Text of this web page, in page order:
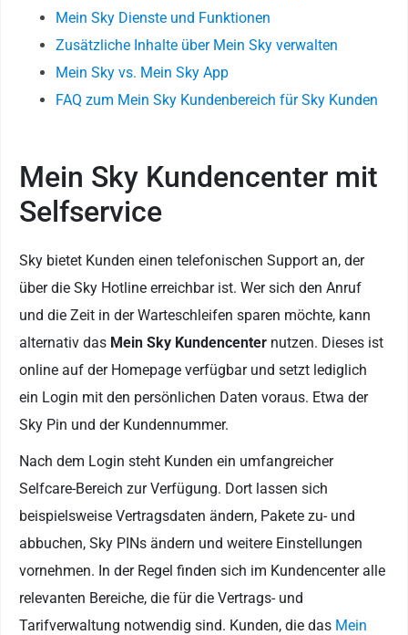
Mein Sky Dienste und Funktionen
Zusätzliche Inhalte über Mein Sky verwalten
Mein Sky vs. Mein Sky App
FAQ zum Mein Sky Kundenbereich für Sky Kunden
Mein Sky Kundencenter mit
Selfservice
Sky bietet Kunden einen telefonischen Support an, der
über die Sky Hotline erreichbar ist. Wer sich den Anruf
und die Zeit in der Warteschleifen sparen möchte, kann
alternativ das Mein Sky Kundencenter nutzen. Dieses ist
online auf der Homepage verfügbar und setzt lediglich
ein Login mit den persönlichen Daten voraus. Etwa der
Sky Pin und der Kundennummer.
Nach dem Login steht Kunden ein umfangreicher
Selfcare-Bereich zur Verfügung. Dort lassen sich
beispielsweise Vertragsdaten ändern, Pakete zu- und
abbuchen, Sky PINs ändern und weitere Einstellungen
vornehmen. In der Regel finden sich im Kundencenter alle
relevanten Bereiche, die für die Vertrags- und
Tarifverwaltung notwendig sind. Kunden, die das Mein